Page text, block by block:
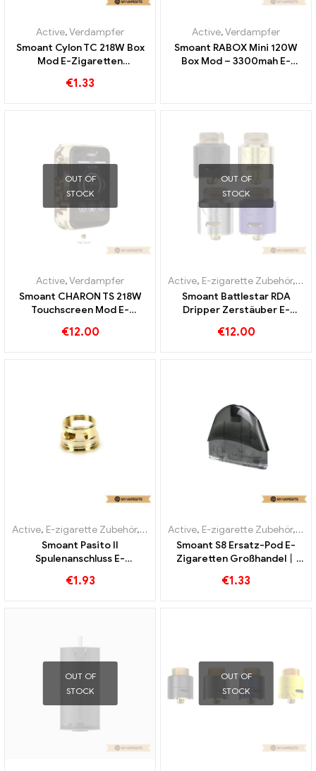
Active,Verdampfer
Smoant Cylon TC 218W Box
Mod E-Zigaretten
€1.33
Active,Verdampfer
Smoant RABOX Mini 120W
Box Mod – 3300mah E-
OUT OF
STOCK
Active,Verdampfer
Smoant CHARON TS 218W
Touchscreen Mod E-
Custom
€12.00
OUT OF
STOCK
Active, E-zigarette Zubehör,
Smoant Battlestar RDA
Dripper Zerstäuber E-
Custom
€12.00
Active, E-zigarette Zubehör, Verdampfer
Smoant Pasito II
Spulenanschluss E-
Custom
€1.93
Active, E-zigarette Zubehör,
Smoant S8 Ersatz-Pod E-
Zigaretten Großhandel丨
€1.33
OUT OF
STOCK
OUT OF
STOCK